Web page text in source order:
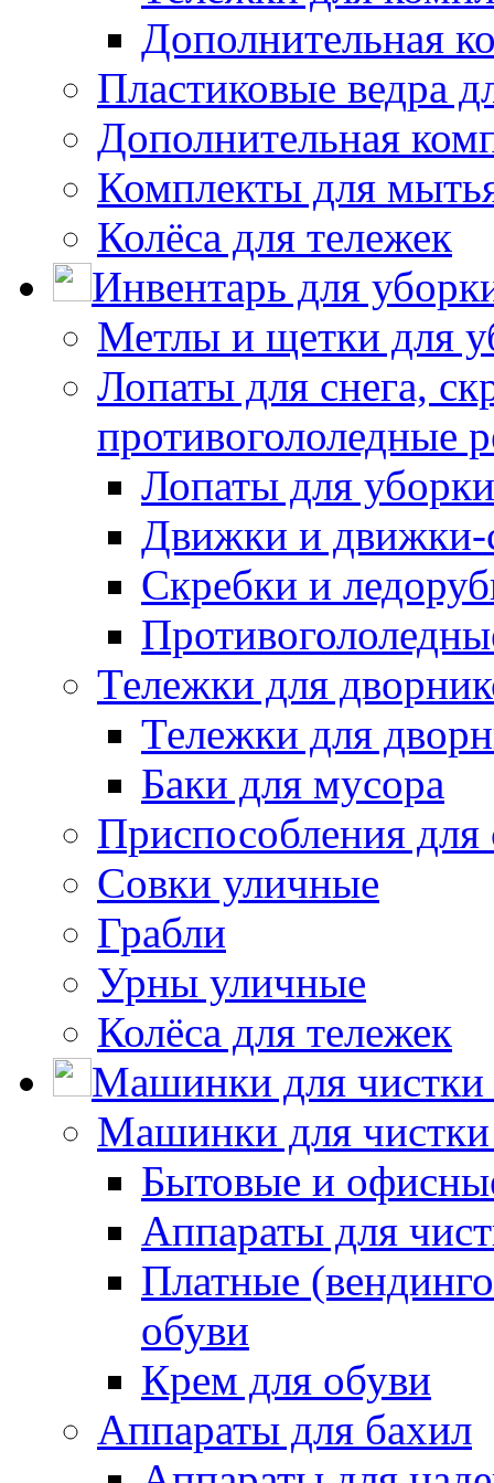
Дополнительная
Пластиковые ведра
Дополнительная
Комплекты для
Колёса для тележек
Инвентарь для
Метлы и щетки для
Лопаты для снега,
противогололедные
Лопаты для
Движки и движки-
Скребки и
Тележки для
Тележки для
Баки для мусора
Приспособления для
Совки уличные
Грабли
Урны уличные
Колёса для тележек
Машинки для чистки
Машинки для
Бытовые и
Аппараты для
Платные
обуви
Крем для обуви
Аппараты для бахил